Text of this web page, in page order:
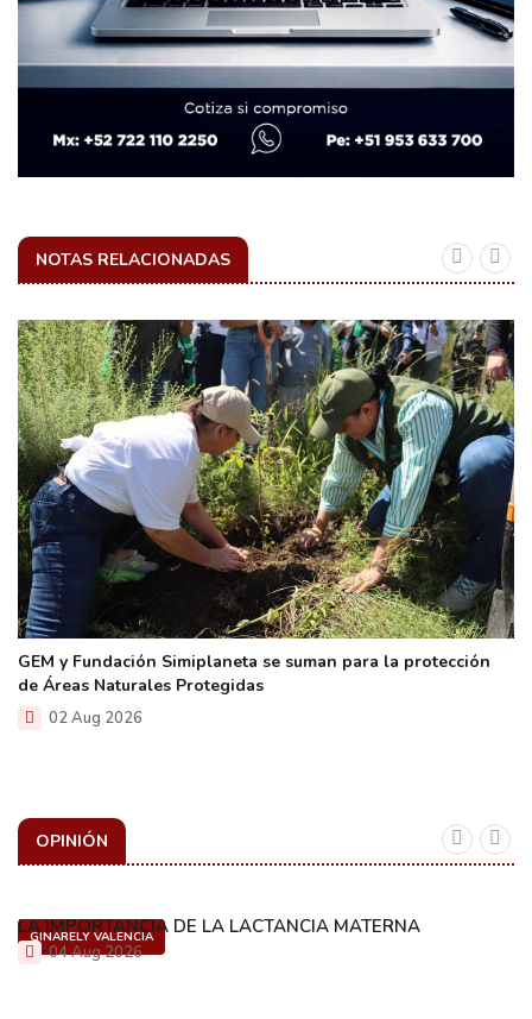
NOTAS RELACIONADAS
GEM y Fundación Simiplaneta se suman para la protección
de Áreas Naturales Protegidas
02 Aug 2026
OPINIÓN
GINARELY VALENCIA
LA IMPORTANCIA DE LA LACTANCIA MATERNA
04 Aug 2026